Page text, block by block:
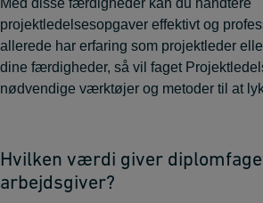
Med disse færdigheder kan du håndtere
projektledelsesopgaver effektivt og
allerede har erfaring som projektleder
dine færdigheder, så vil faget
nødvendige værktøjer og metoder til at
Hvilken værdi giver
arbejdsgiver?